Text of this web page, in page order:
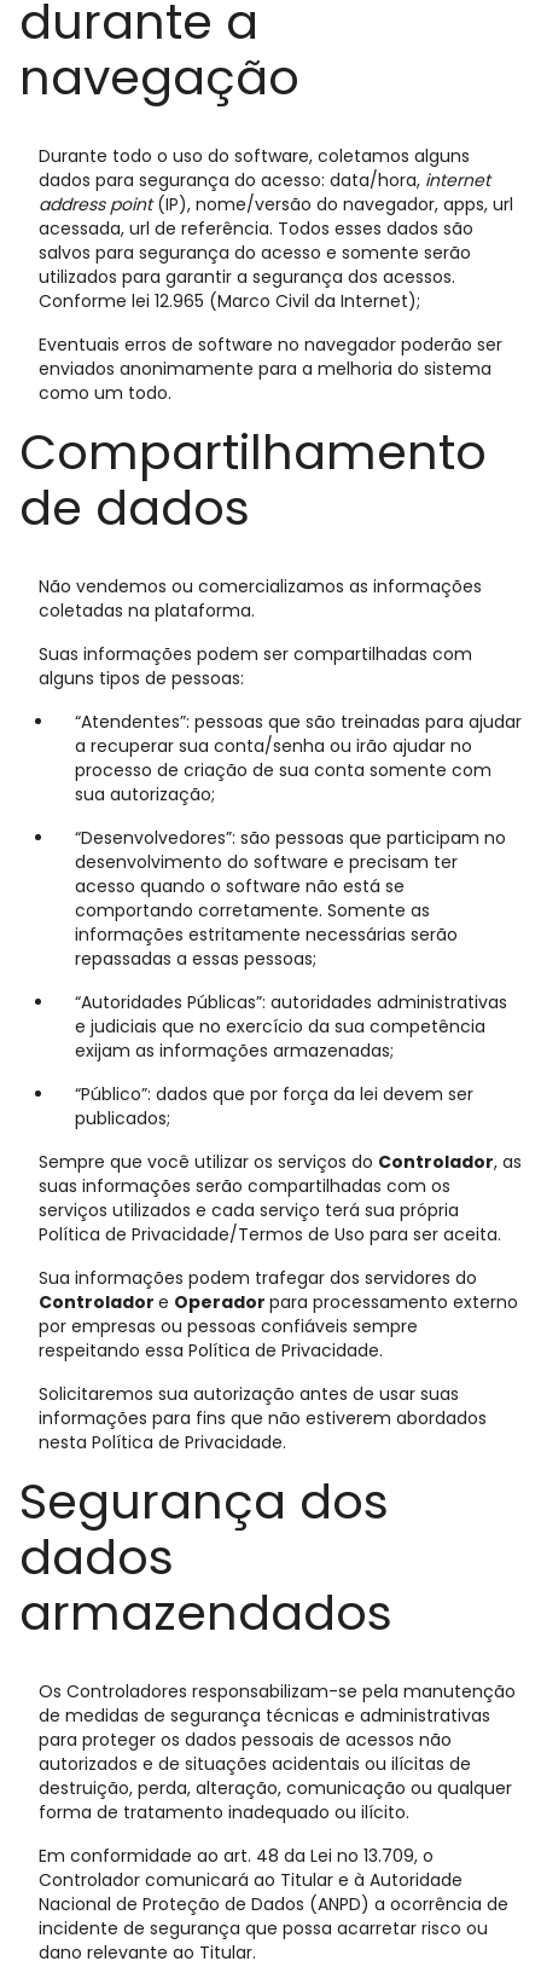
durante a
navegação
Durante todo o uso do software, coletamos alguns
dados para segurança do acesso: data/hora, internet
address point(IP), nome/versão do navegador, apps, url
acessada, url de referência. Todos esses dados são
salvos para segurança do acesso e somente serão
utilizados para garantir a segurança dos acessos.
Conforme lei 12.965 (Marco Civil da Internet);
Eventuais erros de software no navegador poderão ser
enviados anonimamente para a melhoria do sistema
como um todo.
Compartilhamento
de dados
Não vendemos ou comercializamos as informações
coletadas na plataforma.
Suas informações podem ser compartilhadas com
alguns tipos de pessoas:
“Atendentes”: pessoas que são treinadas para ajudar
a recuperar sua conta/senha ou irão ajudar no
processo de criação de sua conta somente com
sua autorização;
“Desenvolvedores”: são pessoas que participam no
desenvolvimento do software e precisam ter
acesso quando o software não está se
comportando corretamente. Somente as
informações estritamente necessárias serão
repassadas a essas pessoas;
“Autoridades Públicas”: autoridades administrativas
e judiciais que no exercício da sua competência
exijam as informações armazenadas;
“Público”: dados que por força da lei devem ser
publicados;
Sempre que você utilizar os serviços do Controlador, as
suas informações serão compartilhadas com os
serviços utilizados e cada serviço terá sua própria
Política de Privacidade/Termos de Uso para ser aceita.
Sua informações podem trafegar dos servidores do
Controlador e Operador para processamento externo
por empresas ou pessoas confiáveis sempre
respeitando essa Política de Privacidade.
Solicitaremos sua autorização antes de usar suas
informações para fins que não estiverem abordados
nesta Política de Privacidade.
Segurança dos
dados
armazendados
Os Controladores responsabilizam-se pela manutenção
de medidas de segurança técnicas e administrativas
para proteger os dados pessoais de acessos não
autorizados e de situações acidentais ou ilícitas de
destruição, perda, alteração, comunicação ou qualquer
forma de tratamento inadequado ou ilícito.
Em conformidade ao art. 48 da Lei no 13.709, o
Controlador comunicará ao Titular e à Autoridade
Nacional de Proteção de Dados (ANPD) a ocorrência de
incidente de segurança que possa acarretar risco ou
dano relevante ao Titular.